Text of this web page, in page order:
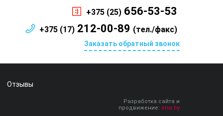
+375 (25)656-53-53
+375 (17)212-00-89 (тел./факс)
Заказать обратный звонок
Отзывы
Разработка сайта и
продвижение: onix.by